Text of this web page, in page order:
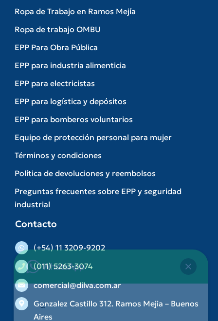
Ropa de Trabajo en Ramos Mejía
Ropa de trabajo OMBU
EPP Para Obra Pública
EPP para industria alimenticia
EPP para electricistas
EPP para logística y depósitos
EPP para bomberos voluntarios
Equipo de protección personal para mujer
Términos y condiciones
Política de devoluciones y reembolsos
Preguntas frecuentes sobre EPP y seguridad
industrial
Contacto
(+54) 11 3209-9202
(011) 5263-3074
comercial@dilva.com.ar
Gonzalez Castillo 312. Ramos Mejia – Buenos
Aires